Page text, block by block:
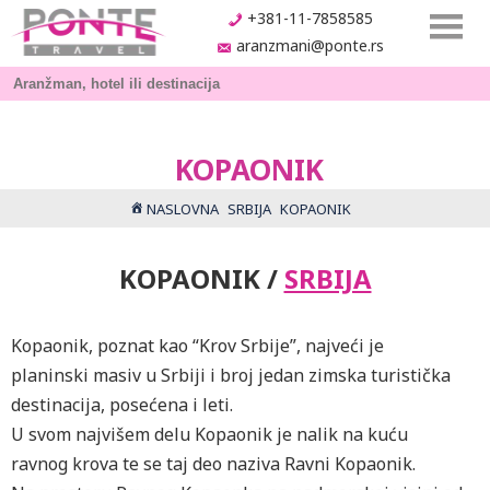
+381-11-7858585
aranzmani@ponte.rs
KOPAONIK
NASLOVNA SRBIJA KOPAONIK
KOPAONIK / SRBIJA
Kopaonik, poznat kao “Krov Srbije”, najveći je
planinski masiv u Srbiji i broj jedan zimska turistička
destinacija, posećena i leti.
U svom najvišem delu Kopaonik je nalik na kuću
ravnog krova te se taj deo naziva Ravni Kopaonik.